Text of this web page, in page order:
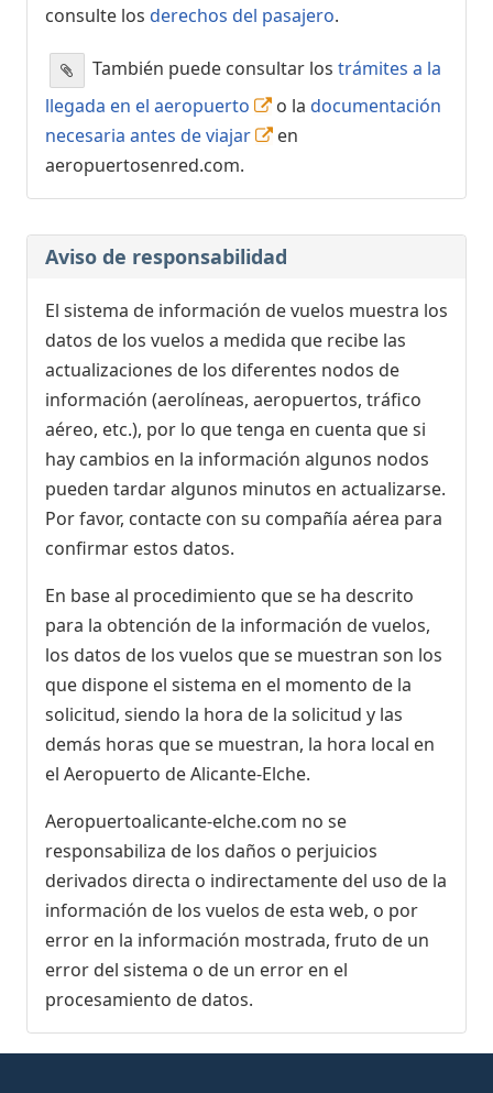
consulte los derechos del pasajero.
También puede consultar los trámites a la
llegada en el aeropuerto
o la documentación
necesaria antes de viajar
en
aeropuertosenred.com.
Aviso de responsabilidad
El sistema de información de vuelos muestra los
datos de los vuelos a medida que recibe las
actualizaciones de los diferentes nodos de
información (aerolíneas, aeropuertos, tráfico
aéreo, etc.), por lo que tenga en cuenta que si
hay cambios en la información algunos nodos
pueden tardar algunos minutos en actualizarse.
Por favor, contacte con su compañía aérea para
confirmar estos datos.
En base al procedimiento que se ha descrito
para la obtención de la información de vuelos,
los datos de los vuelos que se muestran son los
que dispone el sistema en el momento de la
solicitud, siendo la hora de la solicitud y las
demás horas que se muestran, la hora local en
el Aeropuerto de Alicante-Elche.
Aeropuertoalicante-elche.com no se
responsabiliza de los daños o perjuicios
derivados directa o indirectamente del uso de la
información de los vuelos de esta web, o por
error en la información mostrada, fruto de un
error del sistema o de un error en el
procesamiento de datos.